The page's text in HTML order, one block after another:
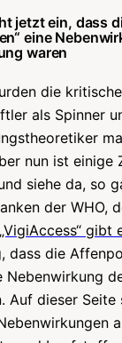
jetzt ein, dass
eine
waren
die
als Spinner
nun ist einige
siehe da, so
der WHO,
„VigiAccess“ gibt
dass die
Nebenwirkung
Auf dieser Seite